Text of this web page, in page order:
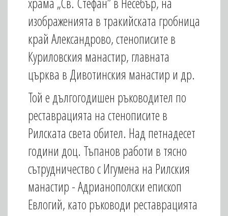
изображенията в тракийската гробница
край Александрово, стенописите в
Куриловския манастир, главната
църква в Дивотинския манастир и др.
Той е дългогодишен ръководител по
реставрацията на стенописите в
Рилската света обител. Над петнадесет
години доц. Тъпанов работи в тясно
сътрудничество с Игумена на Рилския
манастир - Адрианополски епископ
Евлогий, като ръководи реставрацията